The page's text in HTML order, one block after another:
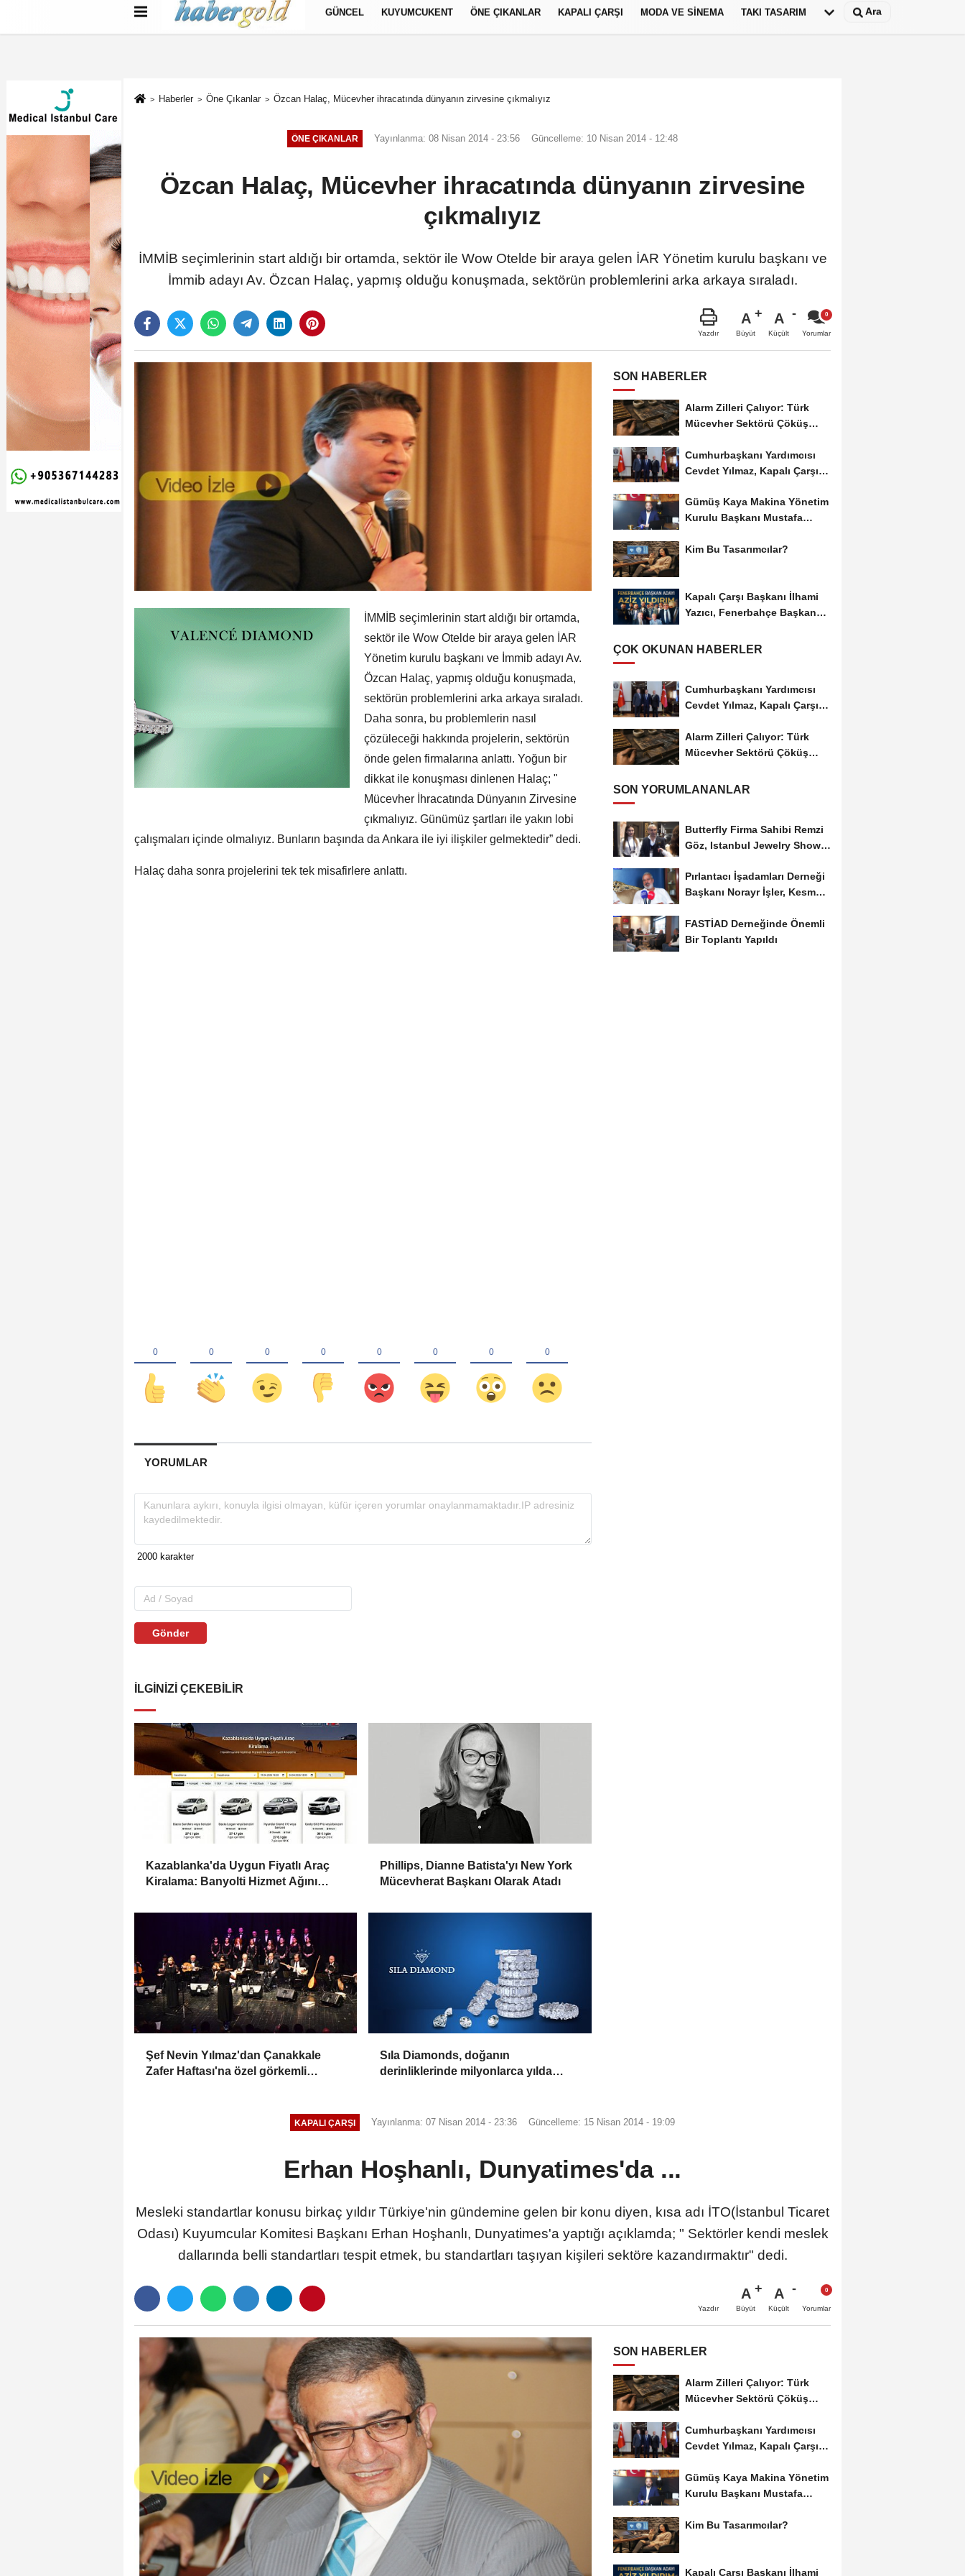
Türkçe English العربية Français русский Spanish Deutsch
GÜNCEL KUYUMCUKENT ÖNE ÇIKANLAR KAPALI ÇARŞI MODA VE SINEMA TAKI TASARIM Ara
Haberler Öne Çıkanlar Özcan Halaç, Mücevher ihracatında dünyanın zirvesine çıkmalıyız
ÖNE ÇIKANLAR Yayınlanma: 08 Nisan 2014 - 23:56 Güncelleme: 10 Nisan 2014 - 12:48
Özcan Halaç, Mücevher ihracatında dünyanın zirvesine
çıkmalıyız
İMMİB seçimlerinin start aldığı bir ortamda, sektör ile Wow Otelde bir araya gelen İAR Yönetim kurulu başkanı ve
İmmib adayı Av. Özcan Halaç, yapmış olduğu konuşmada, sektörün problemlerini arka arkaya sıraladı.
Yazdır
A
Büyüt
A
Küçült Yorumlar
İMMİB seçimlerinin start aldığı bir ortamda,
sektör ile Wow Otelde bir araya gelen İAR
Yönetim kurulu başkanı ve İmmib adayı Av.
Özcan Halaç, yapmış olduğu konuşmada,
sektörün problemlerini arka arkaya sıraladı.
Daha sonra, bu problemlerin nasıl
çözüleceği hakkında projelerin, sektörün
önde gelen firmalarına anlattı. Yoğun bir
dikkat ile konuşması dinlenen Halaç; "
Mücevher İhracatında Dünyanın Zirvesine
çıkmalıyız. Günümüz şartları ile yakın lobi
çalışmaları içinde olmalıyız. Bunların başında da Ankara ile iyi ilişkiler gelmektedir” dedi.
Halaç daha sonra projelerini tek tek misafirlere anlattı.
YORUMLAR
Gönder
İLGINIZI ÇEKEBILIR
Kazablanka'da Uygun Fiyatlı Araç
Kiralama: Banyolti Hizmet Ağını
Phillips, Dianne Batista'yı New York
Mücevherat Başkanı Olarak Atadı
Şef Nevin Yılmaz'dan Çanakkale
Zafer Haftası'na özel görkemli
Sıla Diamonds, doğanın
derinliklerinde milyonlarca yılda
SON HABERLER
Alarm Zilleri Çalıyor: Türk
Mücevher Sektörü Çöküş
Cumhurbaşkanı Yardımcısı
Cevdet Yılmaz, Kapalı Çarşı
Gümüş Kaya Makina Yönetim
Kurulu Başkanı Mustafa
Kim Bu Tasarımcılar?
Kapalı Çarşı Başkanı İlhami
Yazıcı, Fenerbahçe Başkan
ÇOK OKUNAN HABERLER
Cumhurbaşkanı Yardımcısı
Cevdet Yılmaz, Kapalı Çarşı
Alarm Zilleri Çalıyor: Türk
Mücevher Sektörü Çöküş
SON YORUMLANANLAR
Butterfly Firma Sahibi Remzi
Göz, Istanbul Jewelry Show
Pırlantacı İşadamları Derneği
Başkanı Norayr İşler, Kesme
FASTİAD Derneğinde Önemli
Bir Toplantı Yapıldı
KAPALI ÇARŞI Yayınlanma: 07 Nisan 2014 - 23:36 Güncelleme: 15 Nisan 2014 - 19:09
Erhan Hoşhanlı, Dunyatimes'da ...
Mesleki standartlar konusu birkaç yıldır Türkiye'nin gündemine gelen bir konu diyen, kısa adı İTO(İstanbul Ticaret
Odası) Kuyumcular Komitesi Başkanı Erhan Hoşhanlı, Dunyatimes'a yaptığı açıklamda; " Sektörler kendi meslek
dallarında belli standartları tespit etmek, bu standartları taşıyan kişileri sektöre kazandırmaktır" dedi.
Yazdır
A
Büyüt
A
Küçült Yorumlar
SON HABERLER
Alarm Zilleri Çalıyor: Türk
Mücevher Sektörü Çöküş
Cumhurbaşkanı Yardımcısı
Cevdet Yılmaz, Kapalı Çarşı
Gümüş Kaya Makina Yönetim
Kurulu Başkanı Mustafa
Kim Bu Tasarımcılar?
Kapalı Çarşı Başkanı İlhami